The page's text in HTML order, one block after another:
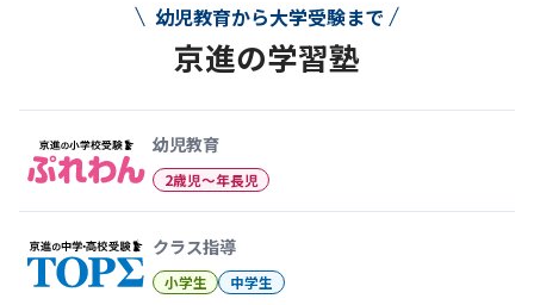
幼児教育から大学受験まで
京進の学習塾
幼児教育
2歳児〜年長児
クラス指導
小学生 中学生